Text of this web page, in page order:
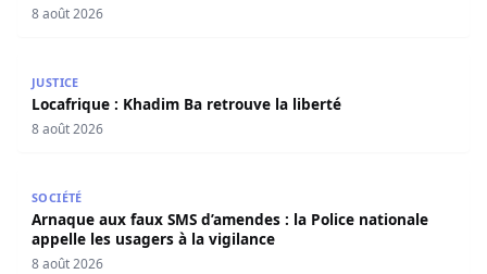
8 août 2026
JUSTICE
Locafrique : Khadim Ba retrouve la liberté
8 août 2026
SOCIÉTÉ
Arnaque aux faux SMS d’amendes : la Police nationale
appelle les usagers à la vigilance
8 août 2026